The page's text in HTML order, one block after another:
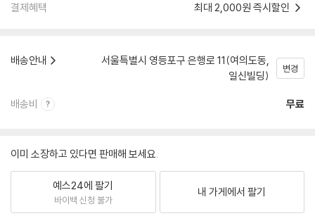
결제혜택 최대 2,000원 즉시할인
배송안내
서울특별시 영등포구 은행로 11(여의도동,
일신빌딩)
변경
배송비 무료
이미 소장하고 있다면 판매해 보세요.
예스24에 팔기
바이백 신청 불가
내 가게에서 팔기